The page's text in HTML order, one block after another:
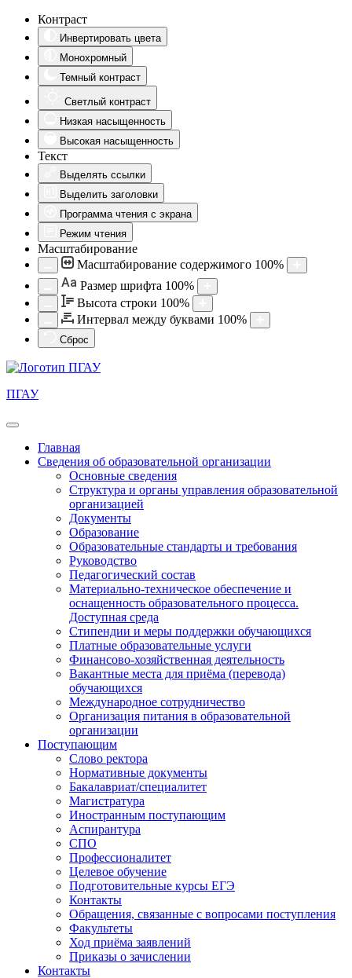
Контраст
Инвертировать цвета
Монохромный
Темный контраст
Светлый контраст
Низкая насыщенность
Высокая насыщенность
Текст
Выделять ссылки
Выделить заголовки
Программа чтения с экрана
Режим чтения
Масштабирование
Масштабирование содержимого 100%
Aa Размер шрифта 100%
Высота строки 100%
Интервал между буквами 100%
Сброс
ПГАУ
Главная
Сведения об образовательной организации
Основные сведения
Структура и органы управления образовательной
организацией
Документы
Образование
Образовательные стандарты и требования
Руководство
Педагогический состав
Материально-техническое обеспечение и
оснащенность образовательного процесса.
Доступная среда
Стипендии и меры поддержки обучающихся
Платные образовательные услуги
Финансово-хозяйственная деятельность
Вакантные места для приёма (перевода)
обучающихся
Международное сотрудничество
Организация питания в образовательной
организации
Поступающим
Слово ректора
Нормативные документы
Бакалавриат/специалитет
Магистратура
Иностранным поступающим
Аспирантура
СПО
Профессионалитет
Целевое обучение
Подготовительные курсы ЕГЭ
Контакты
Обращения, связанные с вопросами поступления
Факультеты
Ход приёма заявлений
Приказы о зачислении
Контакты